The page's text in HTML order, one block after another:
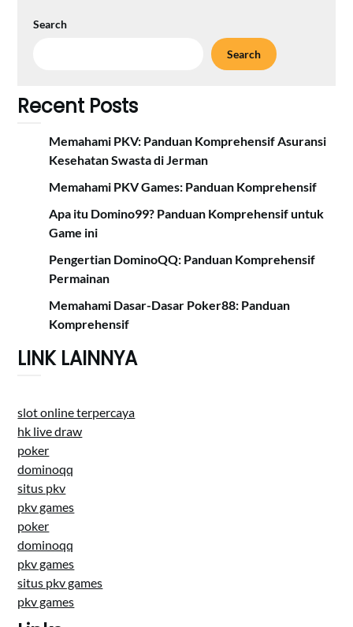
Search
Search
Recent Posts
Memahami PKV: Panduan Komprehensif Asuransi
Kesehatan Swasta di Jerman
Memahami PKV Games: Panduan Komprehensif
Apa itu Domino99? Panduan Komprehensif untuk
Game ini
Pengertian DominoQQ: Panduan Komprehensif
Permainan
Memahami Dasar-Dasar Poker88: Panduan
Komprehensif
LINK LAINNYA
slot online terpercaya
hk live draw
poker
dominoqq
situs pkv
pkv games
poker
dominoqq
pkv games
situs pkv games
pkv games